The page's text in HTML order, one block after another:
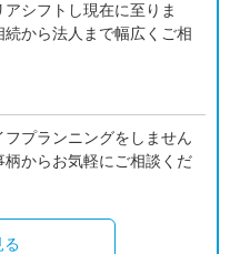
シフトし現在に至りま
から法人まで幅広くご相
プランニングをしません
からお気軽にご相談くだ
る